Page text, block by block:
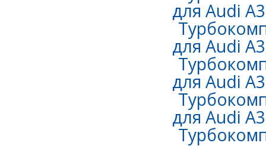
для Audi
для Audi
для Audi
для Audi